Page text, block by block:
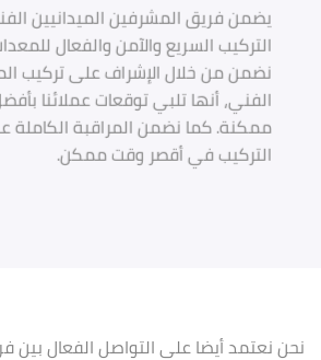
يضمن فريق المشرفين الميدانيين
التركيب السريع والآمن والفعال
نضمن من خلال الإشراف على تركيب
الفني، أنها تلبي توقعات عملائنا
ممكنة. كما نضمن المراقبة الكاملة
التركيب في أقصر وقت ممكن.
نحن نعتمد أيضا على التواصل الفعال بين